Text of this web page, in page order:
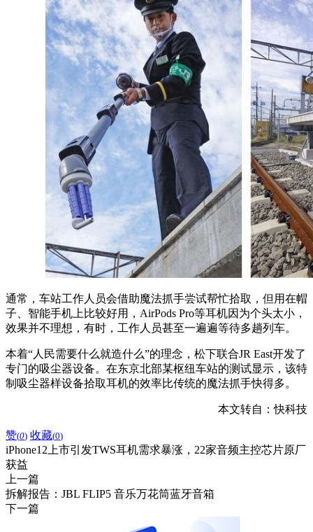
通常，车站工作人员会借助魔法抓手尝试帮忙拾取，但用在帽
子、智能手机上比较好用，AirPods Pro等耳机因为个头太小，
效果并不理想，有时，工作人员甚至一遍遍等待多趟列车。
本着“人民需要什么就造什么”的理念，松下联合JR East开发了
专门的吸尘器设备。在东京北部某枢纽车站的测试显示，该特
制吸尘器样设备拾取耳机的效率比传统的魔法抓手快得多。
本文转自：快科技
赞(0) 收藏(0)
iPhone12上市引发TWS耳机需求暴涨，22家音频主控芯片原厂
获益
上一篇
拆解报告：JBL FLIP5 音乐万花筒蓝牙音箱
下一篇